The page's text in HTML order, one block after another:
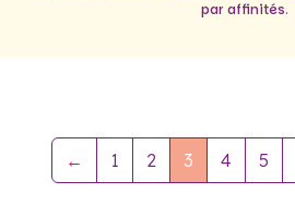
par affinités.
← 1 2 3 4 5